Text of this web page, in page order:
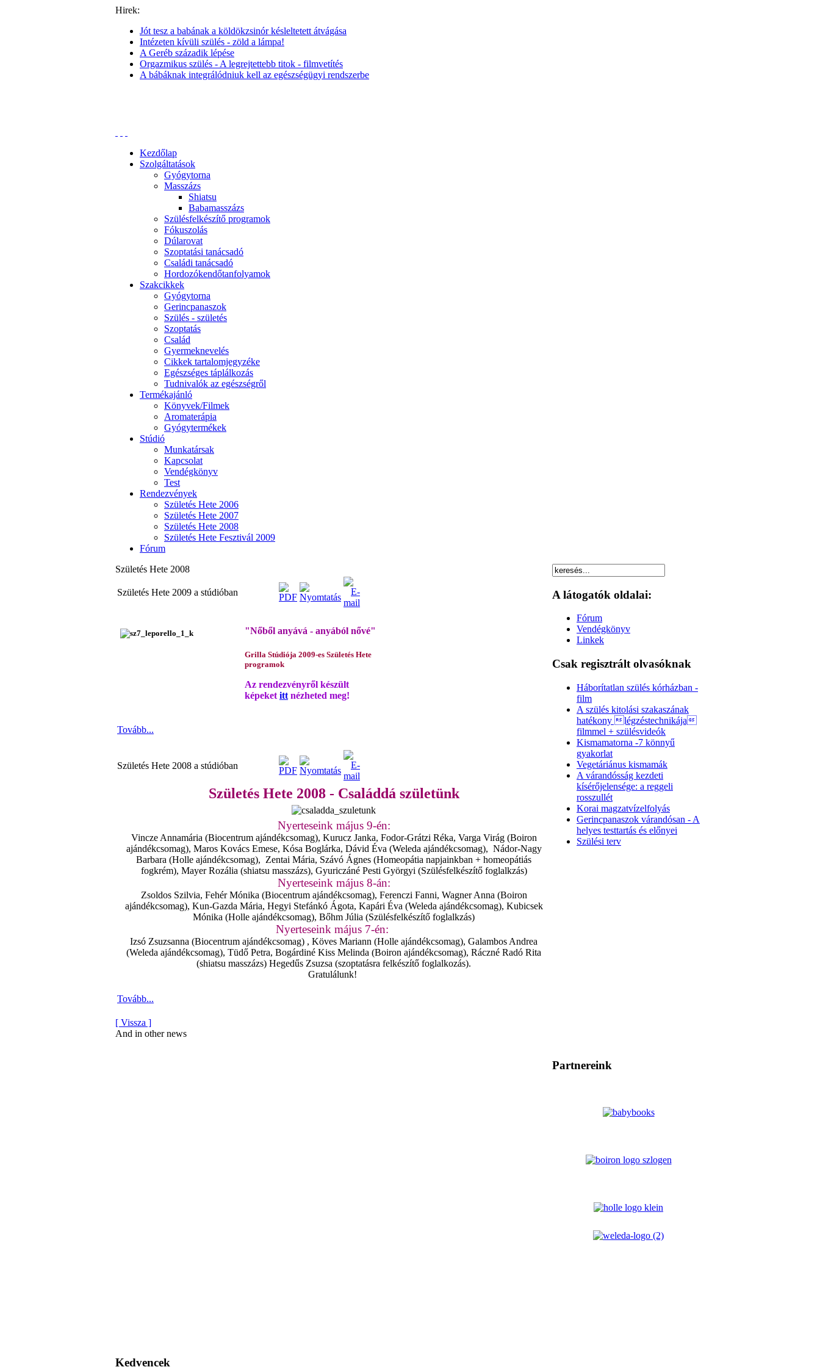
Hirek:
Jót tesz a babának a köldökzsinór késleltetett átvágása
Intézeten kívüli szülés - zöld a lámpa!
A Geréb századik lépése
Orgazmikus szülés - A legrejtettebb titok - filmvetítés
A bábáknak integrálódniuk kell az egészségügyi rendszerbe
Kezdőlap
Szolgáltatások
Gyógytorna
Masszázs
Shiatsu
Babamasszázs
Szülésfelkészítő programok
Fókuszolás
Dúlarovat
Szoptatási tanácsadó
Családi tanácsadó
Hordozókendőtanfolyamok
Szakcikkek
Gyógytorna
Gerincpanaszok
Szülés - születés
Szoptatás
Család
Gyermeknevelés
Cikkek tartalomjegyzéke
Egészséges táplálkozás
Tudnivalók az egészségről
Termékajánló
Könyvek/Filmek
Aromaterápia
Gyógytermékek
Stúdió
Munkatársak
Kapcsolat
Vendégkönyv
Test
Rendezvények
Születés Hete 2006
Születés Hete 2007
Születés Hete 2008
Születés Hete Fesztivál 2009
Fórum
Születés Hete 2008
Születés Hete 2009 a stúdióban
"Nőből anyává - anyából nővé"
Grilla Stúdiója 2009-es Születés Hete
programok
Az rendezvényről készült
képeket itt nézheted meg!
Tovább...
Születés Hete 2008 a stúdióban
Születés Hete 2008 - Családdá születünk
Nyerteseink május 9-én:
Vincze Annamária (Biocentrum ajándékcsomag), Kurucz Janka, Fodor-Grátzi Réka, Varga Virág (Boiron
ajándékcsomag), Maros Kovács Emese, Kósa Boglárka, Dávid Éva (Weleda ajándékcsomag), Nádor-Nagy
Barbara (Holle ajándékcsomag), Zentai Mária, Szávó Ágnes (Homeopátia napjainkban + homeopátiás
fogkrém), Mayer Rozália (shiatsu masszázs), Gyuriczáné Pesti Györgyi (Szülésfelkészítő foglalkzás)
Nyerteseink május 8-án:
Zsoldos Szilvia, Fehér Mónika (Biocentrum ajándékcsomag), Ferenczi Fanni, Wagner Anna (Boiron
ajándékcsomag), Kun-Gazda Mária, Hegyi Stefánkó Ágota, Kapári Éva (Weleda ajándékcsomag), Kubicsek
Mónika (Holle ajándékcsomag), Bőhm Júlia (Szülésfelkészítő foglalkzás)
Nyerteseink május 7-én:
Izsó Zsuzsanna (Biocentrum ajándékcsomag) , Köves Mariann (Holle ajándékcsomag), Galambos Andrea
(Weleda ajándékcsomag), Tüdő Petra, Bogárdiné Kiss Melinda (Boiron ajándékcsomag), Ráczné Radó Rita
(shiatsu masszázs) Hegedűs Zsuzsa (szoptatásra felkészítő foglalkozás).
Gratulálunk!
Tovább...
[ Vissza ]
And in other news
Kedvencek
A látogatók oldalai:
Fórum
Vendégkönyv
Linkek
Csak regisztrált olvasóknak
Háborítatlan szülés kórházban -
film
A szülés kitolási szakaszának
hatékony légzéstechnikája
filmmel + szülésvideók
Kismamatorna -7 könnyű
gyakorlat
Vegetáriánus kismamák
A várandósság kezdeti
kísérőjelensége: a reggeli
rosszullét
Korai magzatvízelfolyás
Gerincpanaszok várandósan - A
helyes testtartás és előnyei
Szülési terv
Partnereink